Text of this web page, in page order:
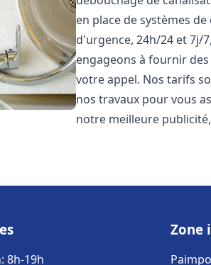
en place de systèmes
d'urgence, 24h/24 et 7j/
engageons à fournir
votre appel. Nos tarifs
nos travaux pour vous
notre meilleure
8h-19h
Zone